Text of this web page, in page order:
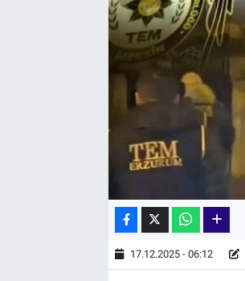
17.12.2025 - 06:12